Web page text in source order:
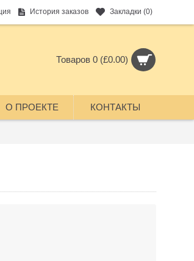
История заказов Закладки (0)
Товаров 0 (£0.00)
О ПРОЕКТЕ КОНТАКТЫ